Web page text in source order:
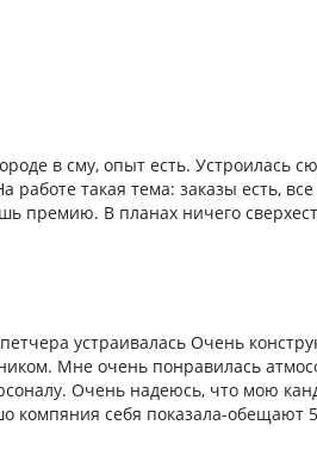
в сму, опыт есть. Устроилась
такая тема: заказы есть,
премию. В планах ничего
устраивалась Очень
Мне очень понравилась
Очень надеюсь, что мою
компяния себя показала-обещают